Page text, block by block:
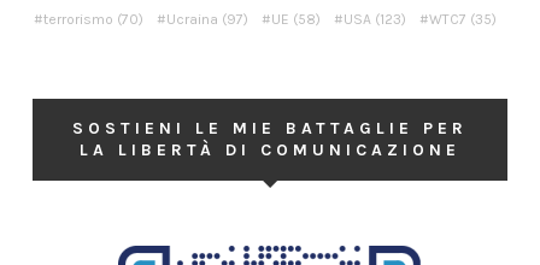
terrorismo (70) Ucraina (97) UE (58) USA(123) WTC7 (35)
SOSTIENI LE MIE BATTAGLIE PER
LA LIBERTÀ DI COMUNICAZIONE